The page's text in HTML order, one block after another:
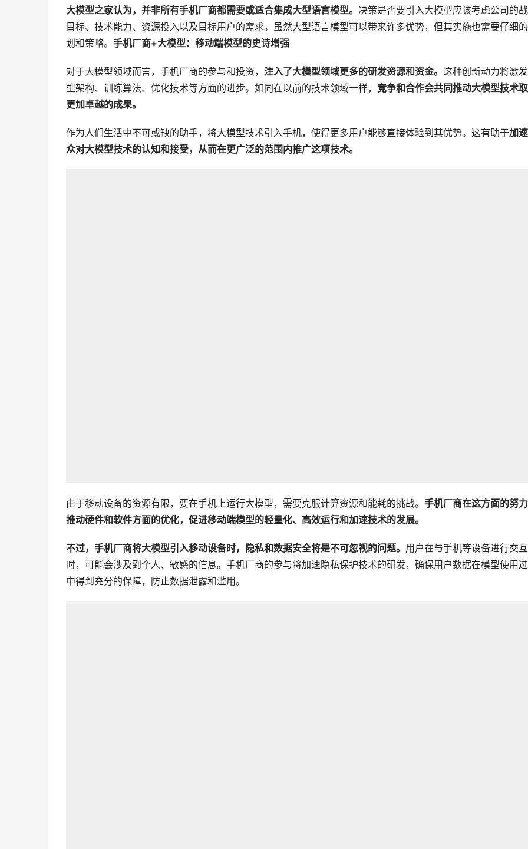
大模型之家认为，并非所有手机厂商都需要或适合集成大型语言模型。 决策是否要引入大模型应该考虑公司的
目标、技术能力、资源投入以及目标用户的需求。虽然大型语言模型可以带来许多优势，但其实施也需要仔细
划和策略。 手机厂商+大模型：移动端模型的史诗增强
对于大模型领域而言，手机厂商的参与和投资， 注入了大模型领域更多的研发资源和资金。 这种创新动力将激
型架构、训练算法、优化技术等方面的进步。如同在以前的技术领域一样， 竞争和合作会共同推动大模型技术
更加卓越的成果。
作为人们生活中不可或缺的助手，将大模型技术引入手机，使得更多用户能够直接体验到其优势。这有助于加
众对大模型技术的认知和接受，从而在更广泛的范围内推广这项技术。
由于移动设备的资源有限，要在手机上运行大模型，需要克服计算资源和能耗的挑战。 手机厂商在这方面的努
推动硬件和软件方面的优化，促进移动端模型的轻量化、高效运行和加速技术的发展。
不过，手机厂商将大模型引入移动设备时，隐私和数据安全将是不可忽视的问题。 用户在与手机等设备进行交互
时，可能会涉及到个人、敏感的信息。手机厂商的参与将加速隐私保护技术的研发，确保用户数据在模型使用
中得到充分的保障，防止数据泄露和滥用。